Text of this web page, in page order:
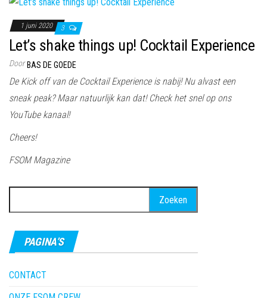
1 juni 2020 3
Let’s shake things up! Cocktail Experience
Door BAS DE GOEDE
De Kick off van de Cocktail Experience is nabij! Nu alvast een
sneak peak? Maar natuurlijk kan dat! Check het snel op ons
YouTube kanaal!
Cheers!
FSOM Magazine
naar:
PAGINA’S
CONTACT